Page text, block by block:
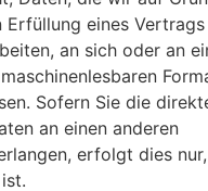
Erfüllung eines Vertrags
an sich oder an
Sofern Sie die
an einen anderen
erfolgt dies